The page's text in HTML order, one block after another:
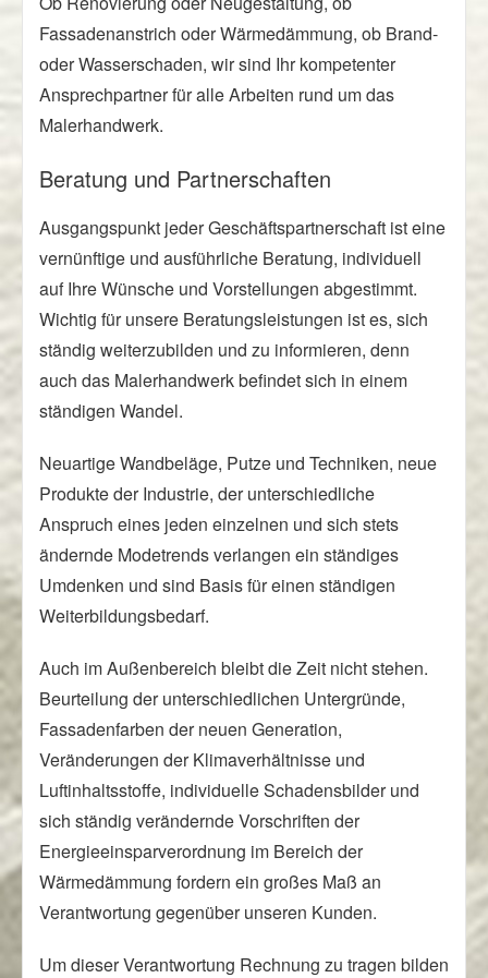
Fassadenanstrich oder Wärmedämmung, ob Brand-
oder Wasserschaden, wir sind Ihr kompetenter
Ansprechpartner für alle Arbeiten rund um das
Malerhandwerk.
Beratung und Partnerschaften
Ausgangspunkt jeder Geschäftspartnerschaft ist eine
vernünftige und ausführliche Beratung, individuell
auf Ihre Wünsche und Vorstellungen abgestimmt.
Wichtig für unsere Beratungsleistungen ist es, sich
ständig weiterzubilden und zu informieren, denn
auch das Malerhandwerk befindet sich in einem
ständigen Wandel.
Neuartige Wandbeläge, Putze und Techniken, neue
Produkte der Industrie, der unterschiedliche
Anspruch eines jeden einzelnen und sich stets
ändernde Modetrends verlangen ein ständiges
Umdenken und sind Basis für einen ständigen
Weiterbildungsbedarf.
Auch im Außenbereich bleibt die Zeit nicht stehen.
Beurteilung der unterschiedlichen Untergründe,
Fassadenfarben der neuen Generation,
Veränderungen der Klimaverhältnisse und
Luftinhaltsstoffe, individuelle Schadensbilder und
sich ständig verändernde Vorschriften der
Energieeinsparverordnung im Bereich der
Wärmedämmung fordern ein großes Maß an
Verantwortung gegenüber unseren Kunden.
Um dieser Verantwortung Rechnung zu tragen bilden